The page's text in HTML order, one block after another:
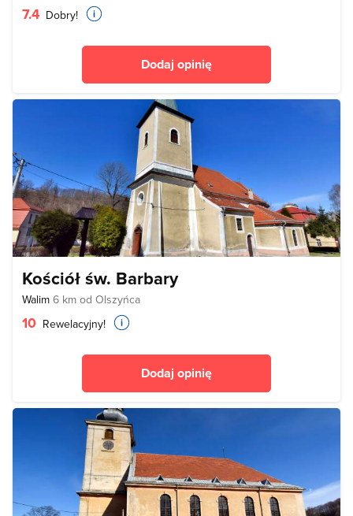
7.4 Dobry!
Dodaj opinię
Kościół św. Barbary
Walim 6 km od Olszyńca
10 Rewelacyjny!
Dodaj opinię